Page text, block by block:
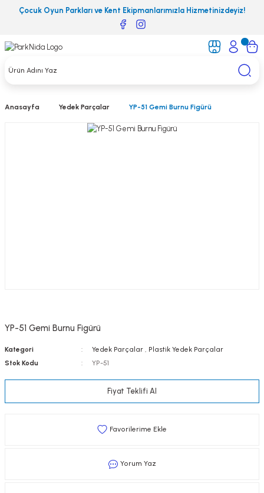
Çocuk Oyun Parkları ve Kent Ekipmanlarımızla Hizmetinizdeyiz!
Anasayfa Yedek Parçalar YP-51 Gemi Burnu Figürü
YP-51 Gemi Burnu Figürü
Kategori Yedek Parçalar
Plastik Yedek Parçalar
Stok Kodu
YP-51
Fiyat Teklifi Al
Yorum Yaz